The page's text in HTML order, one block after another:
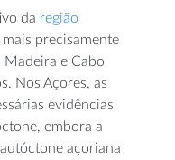
da região
mais precisamente
Madeira e Cabo
Nos Açores, as
evidências
embora a
açoriana